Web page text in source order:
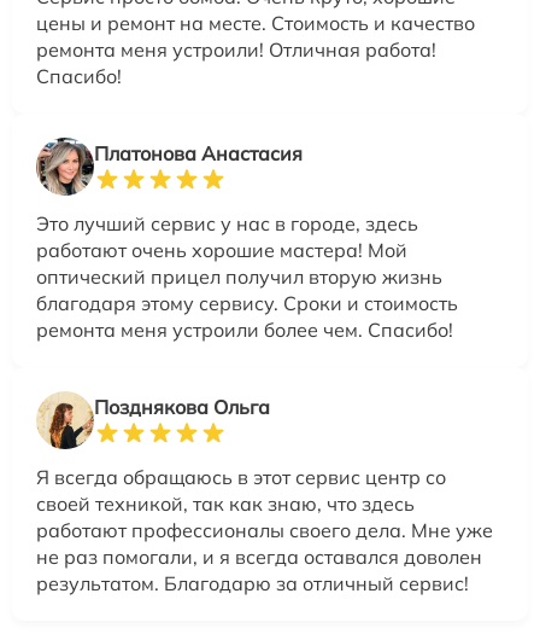
цены и ремонт на месте. Стоимость и качество
ремонта меня устроили! Отличная работа!
Спасибо!
Платонова Анастасия
Это лучший сервис у нас в городе, здесь
работают очень хорошие мастера! Мой
оптический прицел получил вторую жизнь
благодаря этому сервису. Сроки и стоимость
ремонта меня устроили более чем. Спасибо!
Позднякова Ольга
Я всегда обращаюсь в этот сервис центр со
своей техникой, так как знаю, что здесь
работают профессионалы своего дела. Мне уже
не раз помогали, и я всегда оставался доволен
результатом. Благодарю за отличный сервис!